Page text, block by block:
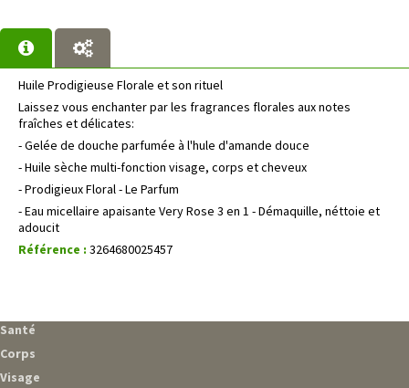
Huile Prodigieuse Florale et son rituel
Laissez vous enchanter par les fragrances florales aux notes
fraîches et délicates:
- Gelée de douche parfumée à l'hule d'amande douce
- Huile sèche multi-fonction visage, corps et cheveux
- Prodigieux Floral - Le Parfum
- Eau micellaire apaisante Very Rose 3 en 1 - Démaquille, néttoie et
adoucit
Référence : 3264680025457
Santé
Corps
Visage